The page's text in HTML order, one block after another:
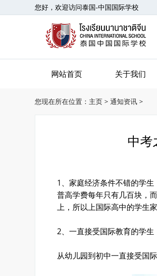
您好，欢迎访问泰国-中国国际学校
网站首页 关于我们
您现在所在位置： 主页 > 通知资讯 >
中考
1、家庭经济条件不错的学生
普高学费每年只有几百块，
上，所以上国际高中的学生
2、一直接受国际教育的学生
从幼儿园到初中一直接受国